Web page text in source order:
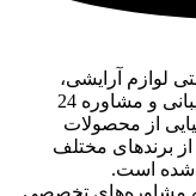
لوازم آرایشی،
بهداشتی، برقی، ادکلن و… را به همراه پشتیبانی و مشاوره 24
از محصولات
برندهای مختلف
شده است.
مشاوره‌های تخصصی